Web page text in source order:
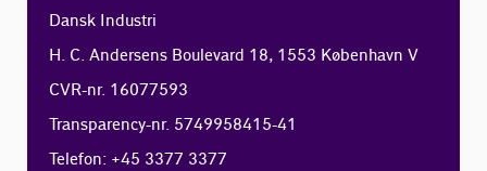
Dansk Industri
H. C. Andersens Boulevard 18, 1553 København V
CVR-nr. 16077593
Transparency-nr. 5749958415-41
Telefon: +45 3377 3377